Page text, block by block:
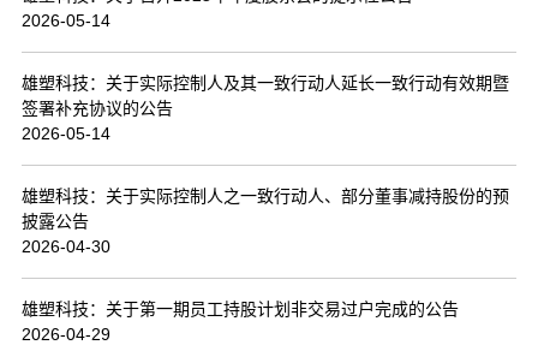
2026-05-14
雄塑科技：关于实际控制人及其一致行动人延长一致行动有效期暨
签署补充协议的公告
2026-05-14
雄塑科技：关于实际控制人之一致行动人、部分董事减持股份的预
披露公告
2026-04-30
雄塑科技：关于第一期员工持股计划非交易过户完成的公告
2026-04-29